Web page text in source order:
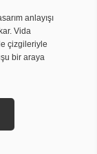
anlayışı
Vida
çizgileriyle
bir araya